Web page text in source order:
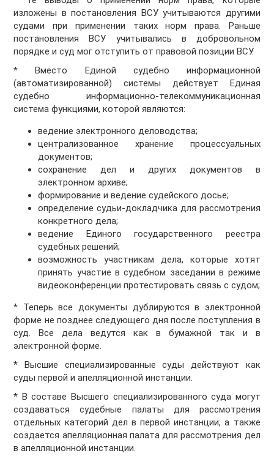
изложены в постановления ВСУ учитываются другими
судами при применении таких норм права. Раньше
постановления ВСУ учитывались в добровольном
порядке и суд мог отступить от правовой позиции ВСУ.
* Вместо Единой судебно информационной
(автоматизированной) системы действует Единая
судебно информационно-телекоммуникационная
система функциями, которой являются:
ведение электронного деловодства;
централизованное хранение процессуальных
документов;
сохранение дел и других документов в
электронном архиве;
формирование и ведение судейского досье;
определение судьи-докладчика для рассмотрения
конкретного дела;
ведение Единого государственного реестра
судебных решений;
возможность участникам дела, которые хотят
принять участие в судебном заседании в режиме
видеоконференции протестировать связь с судом;
* Теперь все документы дублируются в электронной
форме не позднее следующего дня после поступления в
суд. Все дела ведутся как в бумажной так и в
электронной форме.
* Высшие специализированные суды действуют как
суды первой и апелляционной инстанции.
* В составе Высшего специализированного суда могут
создаваться судебные палаты для рассмотрения
отдельных категорий дел в первой инстанции, а также
создается апелляционная палата для рассмотрения дел
в апелляционной инстанции.